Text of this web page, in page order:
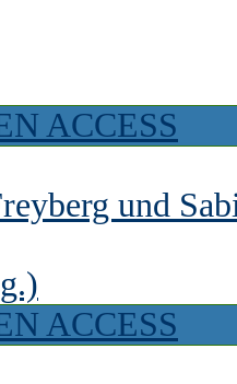
ACCESS
und
ACCESS